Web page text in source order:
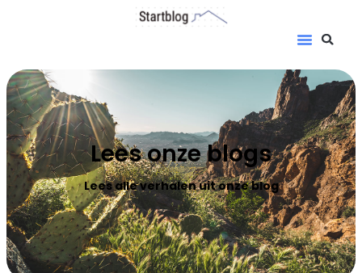
Lees onze blogs
Lees alle verhalen uit onze blog